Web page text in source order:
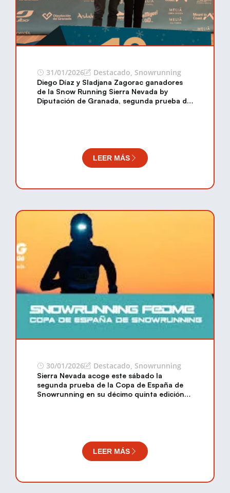
31/01/2026 Destacado, Snowrunning
Diego Díaz y Sladjana Zagorac ganadores
de la Snow Running Sierra Nevada by
Diputación de Granada, segunda prueba de
LEER MÁS
30/01/2026 Destacado, Snowrunning
Sierra Nevada acoge este sábado la
segunda prueba de la Copa de España de
Snowrunning en su décimo quinta edición
LEER MÁS